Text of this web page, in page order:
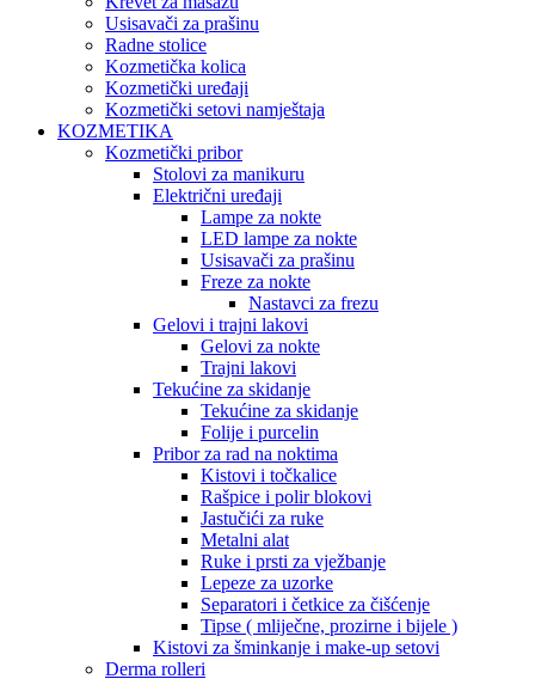
Usisavači za prašinu
Radne stolice
Kozmetička kolica
Kozmetički uređaji
Kozmetički setovi namještaja
KOZMETIKA
Kozmetički pribor
Stolovi za manikuru
Električni uređaji
Lampe za nokte
LED lampe za nokte
Usisavači za prašinu
Freze za nokte
Nastavci za frezu
Gelovi i trajni lakovi
Gelovi za nokte
Trajni lakovi
Tekućine za skidanje
Tekućine za skidanje
Folije i purcelin
Pribor za rad na noktima
Kistovi i točkalice
Rašpice i polir blokovi
Jastučići za ruke
Metalni alat
Ruke i prsti za vježbanje
Lepeze za uzorke
Separatori i četkice za čišćenje
Tipse ( mliječne, prozirne i bijele )
Kistovi za šminkanje i make-up setovi
Derma rolleri